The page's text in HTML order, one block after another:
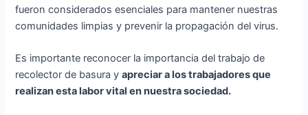
fueron considerados esenciales para mantener nuestras
comunidades limpias y prevenir la propagación del virus.
Es importante reconocer la importancia del trabajo de
recolector de basura yapreciar a los trabajadores que
realizan esta labor vital en nuestra sociedad.